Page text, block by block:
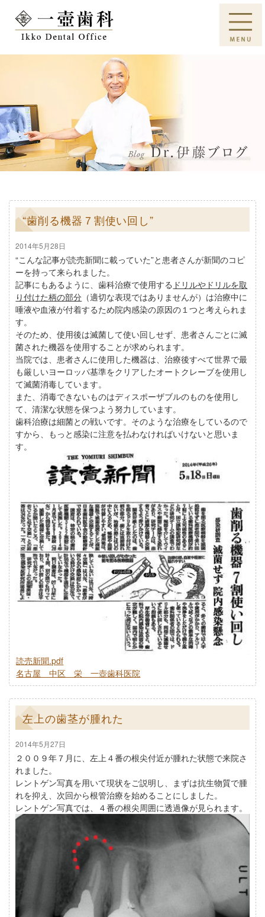
“歯削る機器７割使い回し”
2014年5月28日
“こんな記事が読売新聞に載っていた”と患者さんが新聞のコピ
ーを持って来られました。
記事にもあるように、歯科治療で使用する ドリルやドリルを取
り付けた柄の部分 （適切な表現ではありませんが）は治療中に
唾液や血液が付着するため院内感染の原因の１つと考えられま
す。
そのため、使用後は滅菌して使い回しせず、患者さんごとに滅
菌された機器を使用することが求められます。
当院では、患者さんに使用した機器は、治療後すべて世界で最
も厳しいヨーロッパ基準をクリアしたオートクレーブを使用し
て滅菌消毒しています。
また、消毒できないものはディスポーザブルのものを使用し
て、清潔な状態を保つよう努力しています。
歯科治療は細菌との戦いです。そのような治療をしているので
すから、もっと感染に注意を払わなければいけないと思いま
す。
読売新聞.pdf
名古屋 中区 栄 一壺歯科医院
左上の歯茎が腫れた
2014年5月27日
２００９年７月に、左上４番の根尖付近が腫れた状態で来院さ
れました。
レントゲン写真を用いて現状をご説明し、まずは抗生物質で腫
れを抑え、次回から根管治療を始めることにしました。
レントゲン写真では、４番の根尖周囲に透過像が見られます。